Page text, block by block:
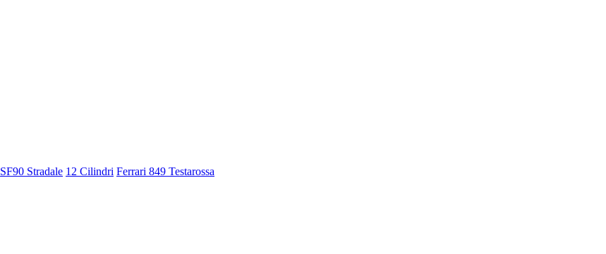
SF90 Stradale 12 Cilindri Ferrari 849 Testarossa